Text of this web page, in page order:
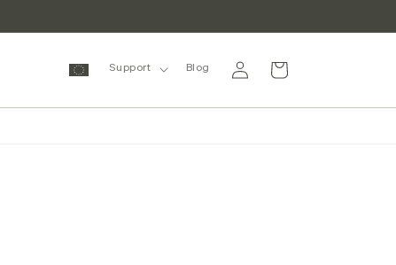
Support Blog EinloggenWarenkorb